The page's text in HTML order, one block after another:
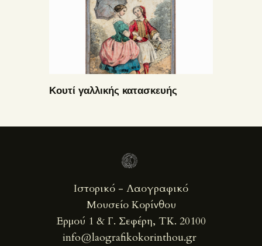
Κουτί γαλλικής κατασκευής
Ιστορικό - Λαογραφικό
Μουσείο Κορίνθου
Ερμού 1 & Γ. Σεφέρη, ΤΚ. 20100
info@laografikokorinthou.gr